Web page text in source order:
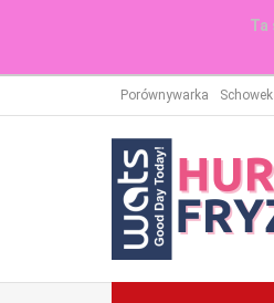
Ta
Porównywarka Schowek